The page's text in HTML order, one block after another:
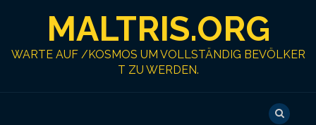
MALTRIS.ORG
WARTE AUF /KOSMOS UM VOLLSTÄNDIG BEVÖLKER
T ZU WERDEN.